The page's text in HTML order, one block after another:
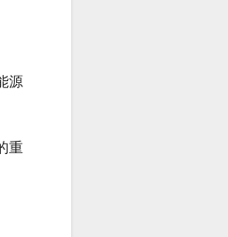
源
重